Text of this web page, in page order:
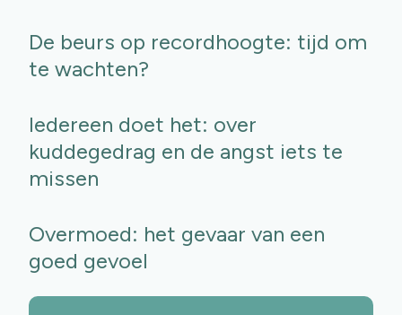
De beurs op recordhoogte: tijd om
te wachten?
Iedereen doet het: over
kuddegedrag en de angst iets te
missen
Overmoed: het gevaar van een
goed gevoel